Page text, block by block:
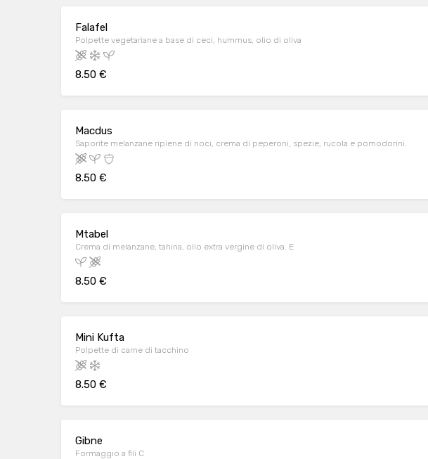
Falafel
Polpette vegetariane a base di ceci, hummus, olio di oliva
8.50 €
Macdus
Saporite melanzane ripiene di noci, crema di peperoni, spezie, rucola e pomodorini.
8.50 €
Mtabel
Crema di melanzane, tahina, olio extra vergine di oliva. E
8.50 €
Mini Kufta
Polpette di carne di tacchino
8.50 €
Gibne
Formaggio a fili C